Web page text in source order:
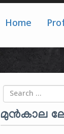
Home
Search for
മുൻകാല